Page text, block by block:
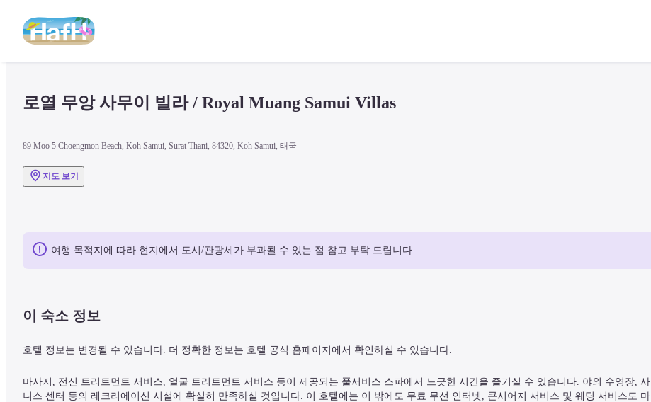
로열 무앙 사무이 빌라 / Royal Muang Samui Villas
89 Moo 5 Choengmon Beach, Koh Samui, Surat Thani, 84320, Koh Samui, 태국
지도 보기
여행 목적지에 따라 현지에서 도시/관광세가 부과될 수 있는 점 참고 부탁 드립니다.
이 숙소 정보
호텔 정보는 변경될 수 있습니다. 더 정확한 정보는 호텔 공식 홈페이지에서 확인하실 수 있습니다.
마사지, 전신 트리트먼트 서비스, 얼굴 트리트먼트 서비스 등이 제공되는 풀서비스 스파에서 느긋한 시간을 즐기실 수 있습니다. 야외 수영장,
니스 센터 등의 레크리에이션 시설에 확실히 만족하실 것입니다. 이 호텔에는 이 밖에도 무료 무선 인터넷, 콘시어지 서비스 및 웨딩 서비스도